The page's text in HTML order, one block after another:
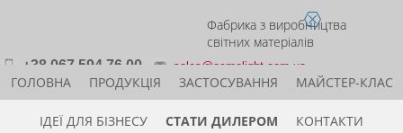
Фабрика з виробництва
світних матеріалів
+38 067 594 76 00 sales@acmelight.com.ua
ГОЛОВНА ПРОДУКЦІЯ ЗАСТОСУВАННЯ МАЙСТЕР-КЛАС
ІДЕЇ ДЛЯ БІЗНЕСУ СТАТИ ДИЛЕРОМ КОНТАКТИ